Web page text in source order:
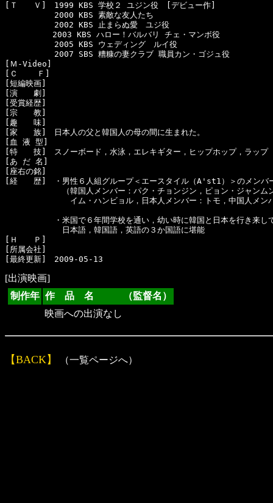
[Ｔ　　Ｖ]　1999 KBS 学校２ ユジン役　[デビュー作]
  　　　　　2000 KBS 素敵な友人たち
  　　　　　2002 KBS 止まらぬ愛　ユジ役
2003 KBS ハロー！バルバリ チェ・マンボ役
  　　　　　2005 KBS ウェディング　ルイ役
  　　　　　2007 SBS 糟糠の妻クラブ 職員カン・ゴジュ役
[Ｍ-Video]
[Ｃ    Ｆ]
[短編映画]
[演　　劇]
[受賞経歴]
[宗　　教]
[趣　　味]
[家　　族]　日本人の父と韓国人の母の間に生まれた。
[血 液 型]
[特　　技]　スノーボード，水泳，エレキギター，ヒップホップ，ラップ
[あ だ 名]
[座右の銘]
[経　　歴]　・男性６人組グループ＜エースタイル（A'st1）＞のメンバ
　　　　　　（韓国人メンバー：パク・チョンジン，ピョン・ジャンム
　　　　　　　イム・ハンビョル，日本人メンバー：トモ，中国人メン
　　　　　・米国で６年間学校を通い，幼い時に韓国と日本を行き来し
  　　　　　　日本語，韓国語，英語の３か国語に堪能
[Ｈ　　Ｐ]
[所属会社]
[出演映画]
制作年 作 品 名 （監督名）
映画への出演なし
【BACK】 （一覧ページへ）